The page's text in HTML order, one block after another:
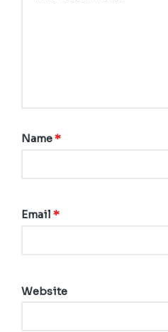
Name*
Email *
Website